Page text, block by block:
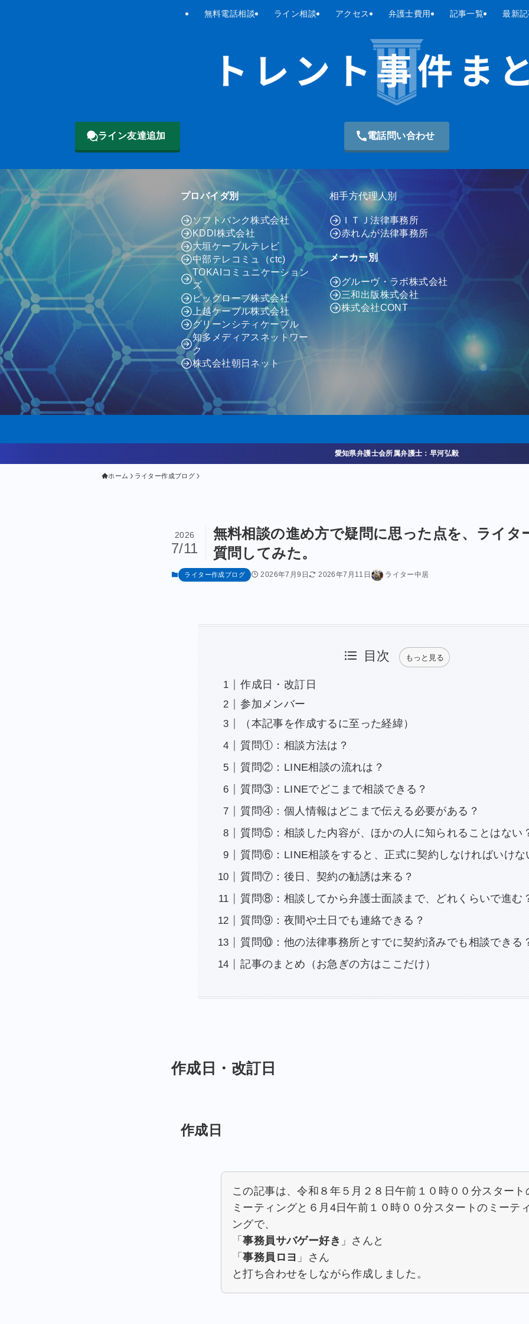
無料電話相談 ライン相談 アクセス 弁護士費用 記事一覧 最新
ライン友達追加 電話問い合わせ
プロバイダ別
ソフトバンク株式会社
KDDI株式会社
大垣ケーブルテレビ
中部テレコミュ（ctc)
TOKAIコミュニケーション
ズ
ビッグローブ株式会社
上越ケーブル株式会社
グリーンシティケーブル
知多メディアスネットワー
ク
株式会社朝日ネット
相手方代理人別
ＩＴＪ法律事務所
赤れんが法律事務所
メーカー別
グルーヴ・ラボ株式会社
三和出版株式会社
株式会社CONT
愛知県弁護士会所属弁護士：早河弘毅
ホーム ライター作成ブログ
無料相談の進め方で疑問に思った点を、ライタ
質問してみた。
2026
7/11
ライター作成ブログ 2026年7月9日 2026年7月11日 ライター中居
目次 もっと見る
作成日・改訂日
参加メンバー
（本記事を作成するに至った経緯）
質問①：相談方法は？
質問②：LINE相談の流れは？
質問③：LINEでどこまで相談できる？
質問④：個人情報はどこまで伝える必要がある？
質問⑤：相談した内容が、ほかの人に知られることはない
質問⑥：LINE相談をすると、正式に契約しなければいけな
質問⑦：後日、契約の勧誘は来る？
質問⑧：相談してから弁護士面談まで、どれくらいで進む
質問⑨：夜間や土日でも連絡できる？
質問⑩：他の法律事務所とすでに契約済みでも相談できる
記事のまとめ（お急ぎの方はここだけ）
作成日・改訂日
作成日
この記事は、令和８年５月２８日午前１０時００分スタート
ミーティングと６月4日午前１０時００分スタートのミーティ
ングで、
「事務員サバゲー好き 」さんと
「事務員ロヨ 」さん
と打ち合わせをしながら作成しました。